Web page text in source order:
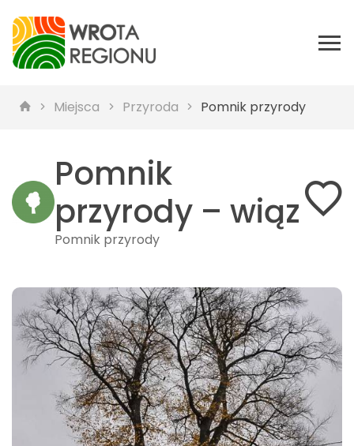
Miejsca Przyroda Pomnik przyrody
Pomnik
przyrody – wiąz
Pomnik przyrody